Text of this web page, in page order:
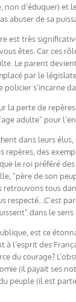
non d’éduquer) et
abuser de sa
est très
êtes. Car ces
Le parent
par le
s’incarne
la perte de
adulte" pour
dans leurs
repères, des
le roi préféré
"père de son
retrouvons tous
respecté…C’est
dans le sens
est ce
à l’esprit des
du courage?
(il payait ses
peuple (il est